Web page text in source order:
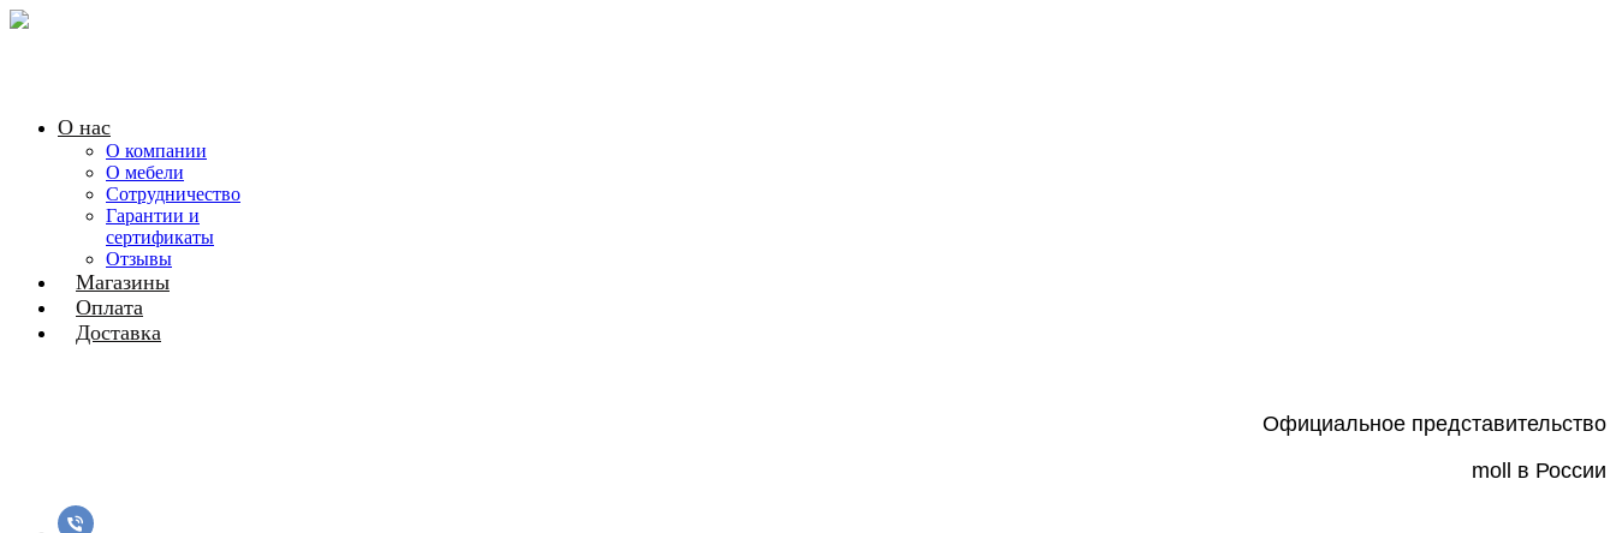
О нас
О компании
О мебели
Сотрудничество
Гарантии и
сертификаты
Отзывы
Магазины
Оплата
Доставка
Официальное представительство
moll в России